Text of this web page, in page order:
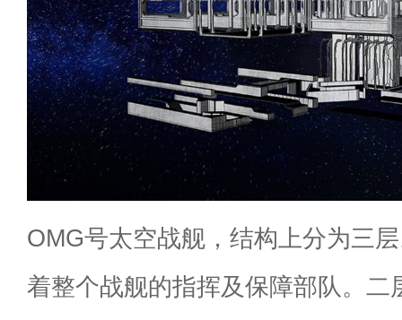
OMG号太空战舰，结构上分为三
着整个战舰的指挥及保障部队。二